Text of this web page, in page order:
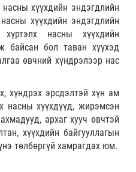
хүүхдийн эндэгдлийн
хүүхдийн эндэгдлийн
насны хүүхдийн
байсан бол таван хүүхэд
өвчний хүндрэлээр нас
хүндрэх эрсдэлтэй хүн ам
насны хүүхдүүд, жирэмсэн
архаг хууч өвчтэй
хүүхдийн байгууллагын
төлбөргүй хамрагдах юм.